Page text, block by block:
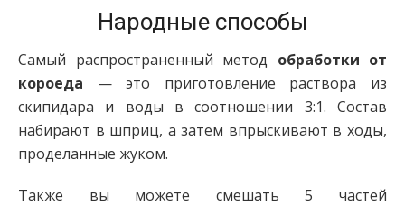
Народные способы
Самый распространенный метод обработки от
короеда — это приготовление раствора из
скипидара и воды в соотношении 3:1. Состав
набирают в шприц, а затем впрыскивают в ходы,
проделанные жуком.
Также вы можете смешать 5 частей